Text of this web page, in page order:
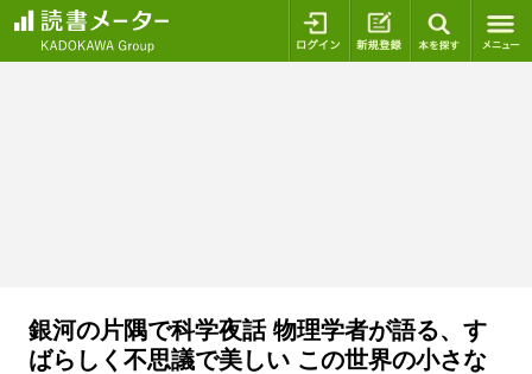
ログイン 新規登録
銀河の片隅で科学夜話 物理学者が語る、す
ばらしく不思議で美しい この世界の小さな